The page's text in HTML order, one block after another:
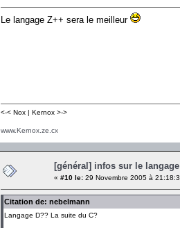
Le langage Z++ sera le meilleur
<-< Nox | Kernox >->
www.Kernox.ze.cx
[général] infos sur le
« #10 le: 29 Novembre 2005 à
Citation de: nebelmann
Langage D?? La suite du C?